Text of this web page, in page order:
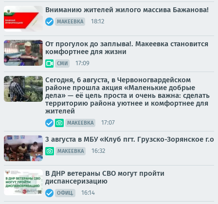
Вниманию жителей жилого массива Бажанова!
МАКЕЕВКА 18:12
От прогулок до заплыва!. Макеевка становится
комфортнее для жизни
СМИ 17:09
Сегодня, 6 августа, в Червоногвардейском
районе прошла акция «Маленькие добрые
дела» — её цель проста и очень важна: сделать
территорию района уютнее и комфортнее для
жителей
МАКЕЕВКА 17:07
3 августа в МБУ «Клуб пгт. Грузско-Зорянское г.о
МАКЕЕВКА 16:32
В ДНР ветераны СВО могут пройти
диспансеризацию
ОФИЦ. 16:14